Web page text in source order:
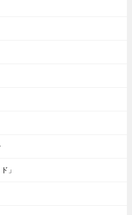
」